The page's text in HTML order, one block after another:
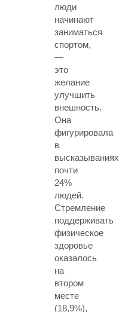
люди
начинают
заниматься
спортом,
—
это
желание
улучшить
внешность.
Она
фигурировала
в
высказываниях
почти
24%
людей.
Стремление
поддерживать
физическое
здоровье
оказалось
на
втором
месте
(18,9%),